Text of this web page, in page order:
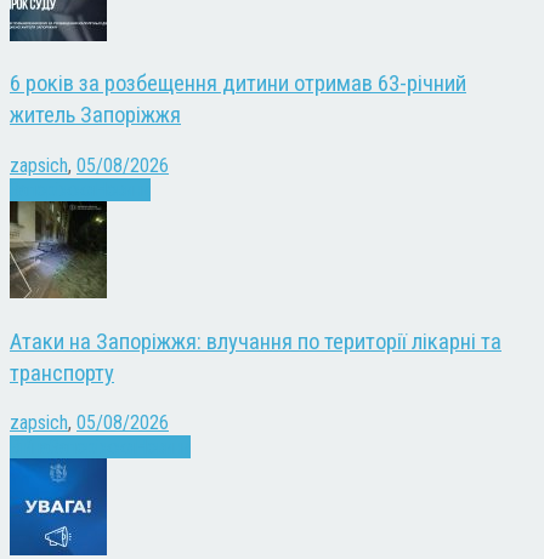
6 років за розбещення дитини отримав 63-річний
житель Запоріжжя
zapsich, 05/08/2026
Атаки на Запоріжжя: влучання по території лікарні та
транспорту
zapsich, 05/08/2026